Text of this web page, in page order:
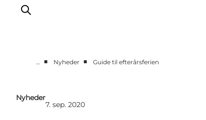
Inspiration
Handicapvenlig ferie
… ■ Nyheder ■ Guide til efterårsferien
Nyheder
7. sep. 2020